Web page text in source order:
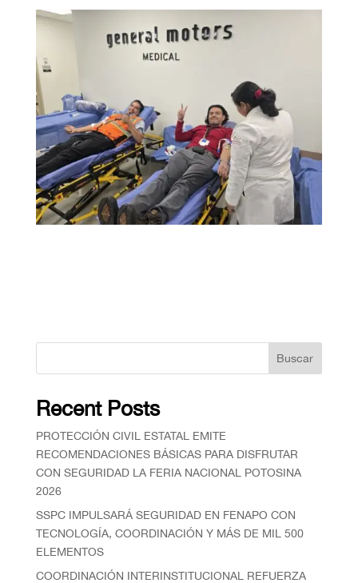
Buscar
Recent Posts
PROTECCIÓN CIVIL ESTATAL EMITE
RECOMENDACIONES BÁSICAS PARA DISFRUTAR
CON SEGURIDAD LA FERIA NACIONAL POTOSINA
2026
SSPC IMPULSARÁ SEGURIDAD EN FENAPO CON
TECNOLOGÍA, COORDINACIÓN Y MÁS DE MIL 500
ELEMENTOS
COORDINACIÓN INTERINSTITUCIONAL REFUERZA